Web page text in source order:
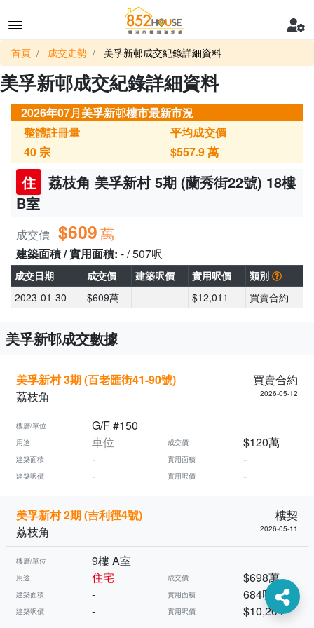
首頁 成交走勢 美孚新邨成交紀錄詳細資料
美孚新邨成交紀錄詳細資料
2026年07月美孚新邨樓市最新市況
整體註冊量
40宗
平均成交價
$557.9萬
住
荔枝角 美孚新村 5期 (蘭秀街22號) 18樓
B室
成交價 $609萬
建築面積 / 實用面積: - / 507呎
成交日期 成交價 建築呎價 實用呎價
類別
2023-01-30
$609萬 - $12,011 買賣合約
美孚新邨成交數據
美孚新村 3期 (百老匯街41-90號)
買賣合約
荔枝角
2026-05-12
樓層/單位 G/F #150
用途 車位 成交價 $120萬
建築面積 - 實用面積 -
建築呎價 - 實用呎價 -
美孚新村 2期 (吉利徑4號)
樓契
荔枝角
2026-05-11
樓層/單位 9樓 A室
用途 住宅 成交價 $698萬
建築面積 - 實用面積 684呎
建築呎價 - 實用呎價 $10,204